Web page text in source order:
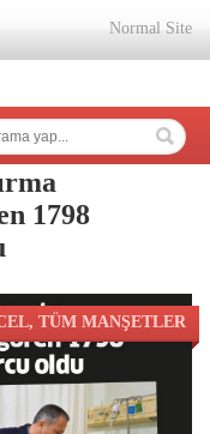
Normal Site
1798
, TÜM MANŞETLER